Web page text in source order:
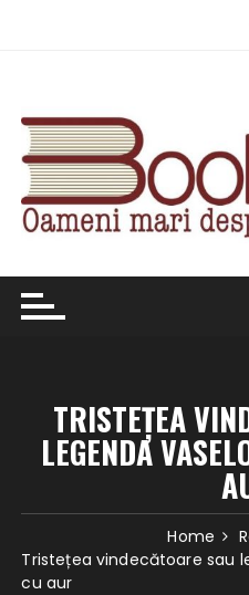
TRISTEȚEA
LEGENDA
Home
Tristețea vindecătoare sau
cu aur